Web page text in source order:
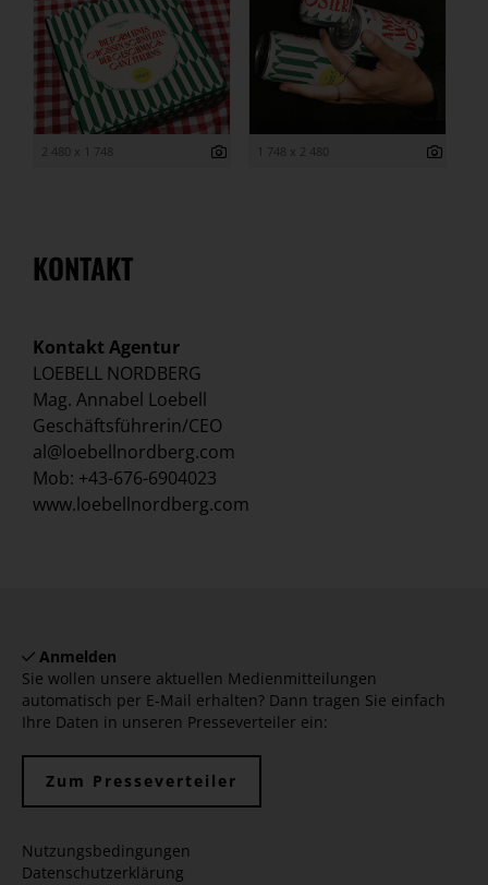
2 480 x 1 748 1 748 x 2 480
KONTAKT
Kontakt Agentur
LOEBELL NORDBERG
Mag. Annabel Loebell
Geschäftsführerin/CEO
al@loebellnordberg.com
Mob: +43-676-6904023
www.loebellnordberg.com
Anmelden
Sie wollen unsere aktuellen Medienmitteilungen
automatisch per E-Mail erhalten? Dann tragen Sie einfach
Ihre Daten in unseren Presseverteiler ein:
Zum Presseverteiler
Nutzungsbedingungen
Datenschutzerklärung